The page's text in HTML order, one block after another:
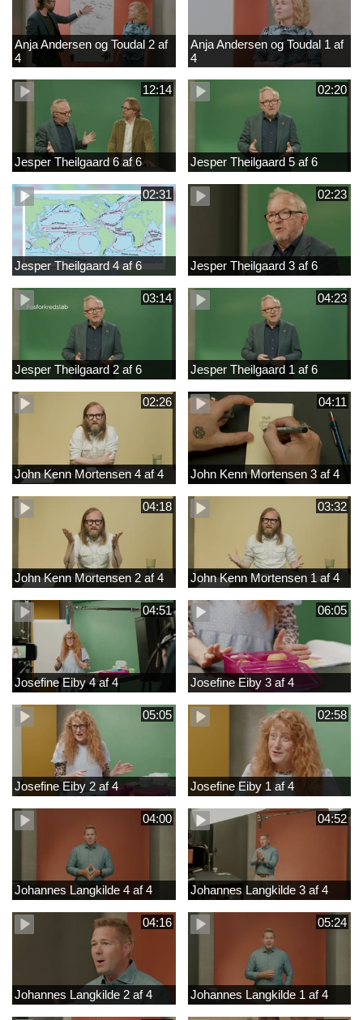
Anja Andersen og Toudal 2 af
4
Anja Andersen og Toudal 1 af
4
12:14
Jesper Theilgaard 6 af 6
02:20
Jesper Theilgaard 5 af 6
02:31
Jesper Theilgaard 4 af 6
02:23
Jesper Theilgaard 3 af 6
03:14
Jesper Theilgaard 2 af 6
04:23
Jesper Theilgaard 1 af 6
02:26
John Kenn Mortensen 4 af 4
04:11
John Kenn Mortensen 3 af 4
04:18
John Kenn Mortensen 2 af 4
03:32
John Kenn Mortensen 1 af 4
04:51
Josefine Eiby 4 af 4
06:05
Josefine Eiby 3 af 4
05:05
Josefine Eiby 2 af 4
02:58
Josefine Eiby 1 af 4
04:00
Johannes Langkilde 4 af 4
04:52
Johannes Langkilde 3 af 4
04:16
Johannes Langkilde 2 af 4
05:24
Johannes Langkilde 1 af 4